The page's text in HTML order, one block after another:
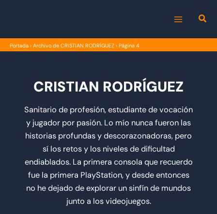
MENU
Portada › Archivo de CRISTIAN RODRÍGUEZ › Página 4
CRISTIAN RODRÍGUEZ
Sanitario de profesión, estudiante de vocación
y jugador por pasión. Lo mío nunca fueron las
historias profundas y descorazonadoras, pero
sí los retos y los niveles de dificultad
endiablados. La primera consola que recuerdo
fue la primera PlayStation, y desde entonces
no he dejado de explorar un sinfín de mundos
junto a los videojuegos.